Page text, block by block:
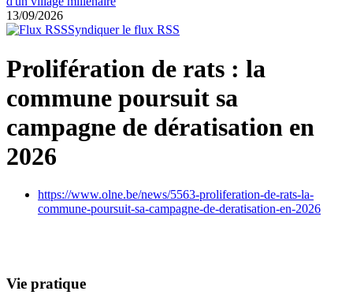
13/09/2026
Syndiquer le flux RSS
Prolifération de rats : la
commune poursuit sa
campagne de dératisation en
2026
https://www.olne.be/news/5563-proliferation-de-rats-la-
commune-poursuit-sa-campagne-de-deratisation-en-2026
Vie pratique